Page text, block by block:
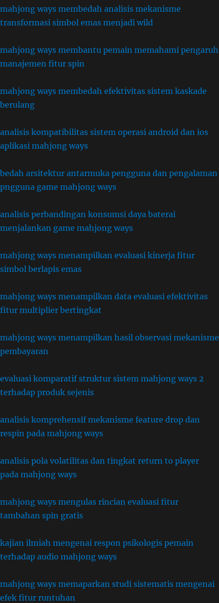
mahjong ways membedah analisis mekanisme
transformasi simbol emas menjadi wild
mahjong ways membantu pemain memahami pengaruh
manajemen fitur spin
mahjong ways membedah efektivitas sistem kaskade
berulang
analisis kompatibilitas sistem operasi android dan ios
aplikasi mahjong ways
bedah arsitektur antarmuka pengguna dan pengalaman
pngguna game mahjong ways
analisis perbandingan konsumsi daya baterai
menjalankan game mahjong ways
mahjong ways menampilkan evaluasi kinerja fitur
simbol berlapis emas
mahjong ways menampilkan data evaluasi efektivitas
fitur multiplier bertingkat
mahjong ways menampilkan hasil observasi mekanisme
pembayaran
evaluasi komparatif struktur sistem mahjong ways 2
terhadap produk sejenis
analisis komprehensif mekanisme feature drop dan
respin pada mahjong ways
analisis pola volatilitas dan tingkat return to player
pada mahjong ways
mahjong ways mengulas rincian evaluasi fitur
tambahan spin gratis
kajian ilmiah mengenai respon psikologis pemain
terhadap audio mahjong ways
mahjong ways memaparkan studi sistematis mengenai
efek fitur runtuhan